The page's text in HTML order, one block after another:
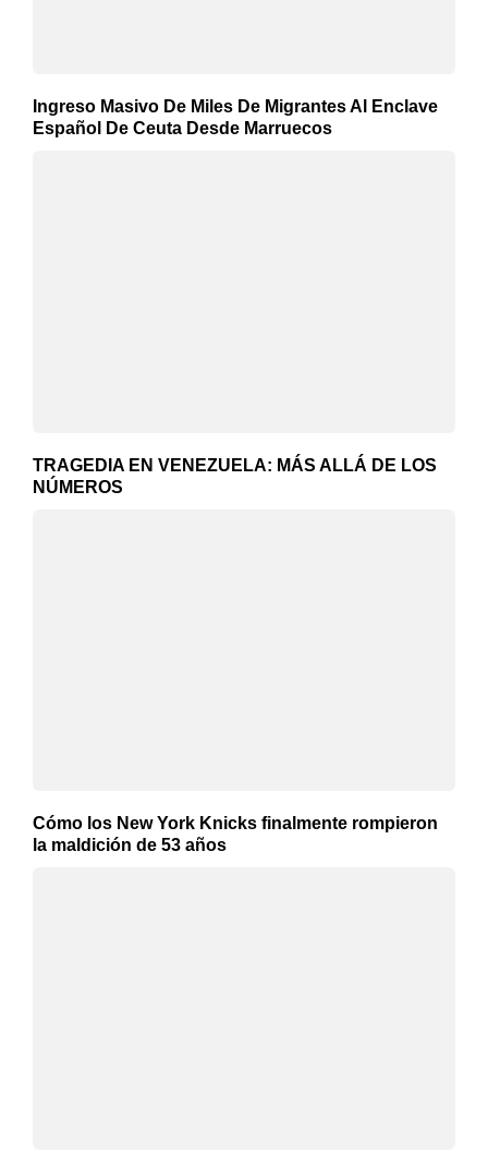
Ingreso Masivo De Miles De Migrantes Al Enclave
Español De Ceuta Desde Marruecos
TRAGEDIA EN VENEZUELA: MÁS ALLÁ DE LOS
NÚMEROS
Cómo los New York Knicks finalmente rompieron
la maldición de 53 años